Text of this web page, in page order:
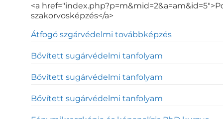
<a
szakorvosképzés</a>
Átfogó szgárvédelmi továbbképzés
Bővített sugárvédelmi tanfolyam
Bővített sugárvédelmi tanfolyam
Bővített sugárvédelmi tanfolyam